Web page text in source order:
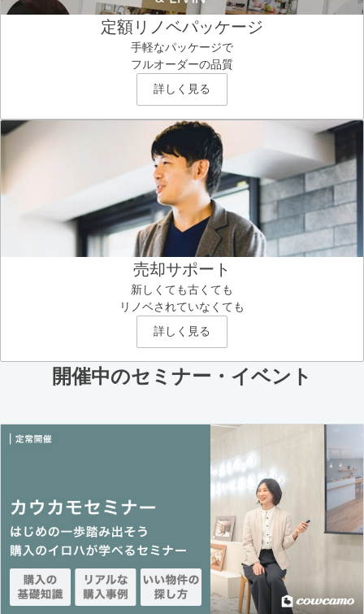
定額リノベパッケージ
手軽なパッケージで
フルオーダーの品質
詳しく見る
売却サポート
新しくても古くても
リノベされていなくても
詳しく見る
開催中のセミナー・イベント